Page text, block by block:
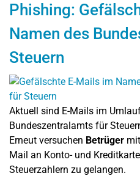
Phishing:
Namen des
Steuern
Aktuell sind E-Mails im
Bundeszentralamts für
Erneut versuchen Betrüger
Mail an Konto- und
Steuerzahlern zu gelangen.